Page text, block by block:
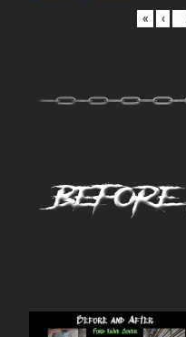
« ‹